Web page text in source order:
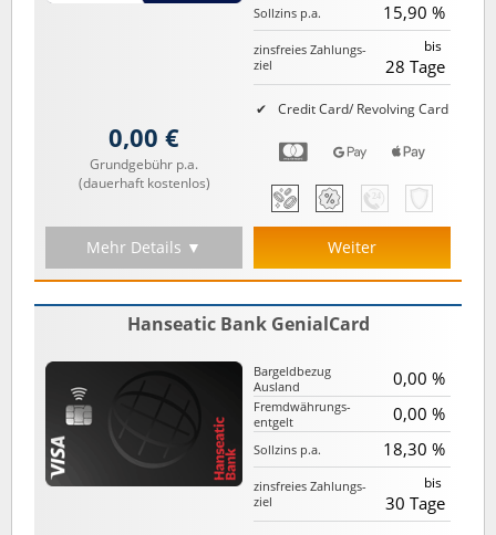
Credit Card/ Revolving Card
Sollzins p.a. 15,90 %
zinsfreies Zahlungs­
ziel
bis
28 Tage
0,00 €
Grundgebühr p.a.
(dauerhaft kostenlos)
Mehr Details ▼ Weiter
Hanseatic Bank GenialCard
Bargeld­bezug
Ausland
0,00 %
Fremd­währungs­
entgelt
0,00 %
Sollzins p.a. 18,30 %
zinsfreies Zahlungs­
ziel
bis
30 Tage